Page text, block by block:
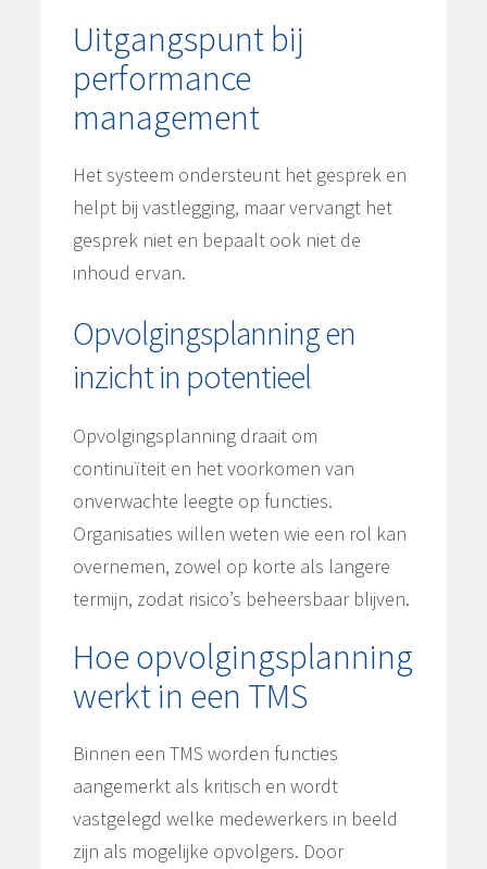
Uitgangspunt bij
performance
management
Het systeem ondersteunt het gesprek en
helpt bij vastlegging, maar vervangt het
gesprek niet en bepaalt ook niet de
inhoud ervan.
Opvolgingsplanning en
inzicht in potentieel
Opvolgingsplanning draait om
continuïteit en het voorkomen van
onverwachte leegte op functies.
Organisaties willen weten wie een rol kan
overnemen, zowel op korte als langere
termijn, zodat risico’s beheersbaar blijven.
Hoe opvolgingsplanning
werkt in een TMS
Binnen een TMS worden functies
aangemerkt als kritisch en wordt
vastgelegd welke medewerkers in beeld
zijn als mogelijke opvolgers. Door